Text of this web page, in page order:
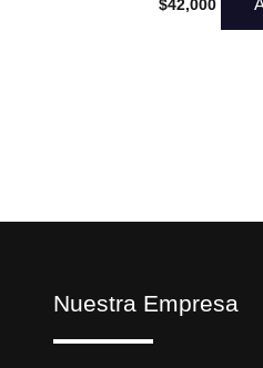
$42,000
Nuestra Empresa